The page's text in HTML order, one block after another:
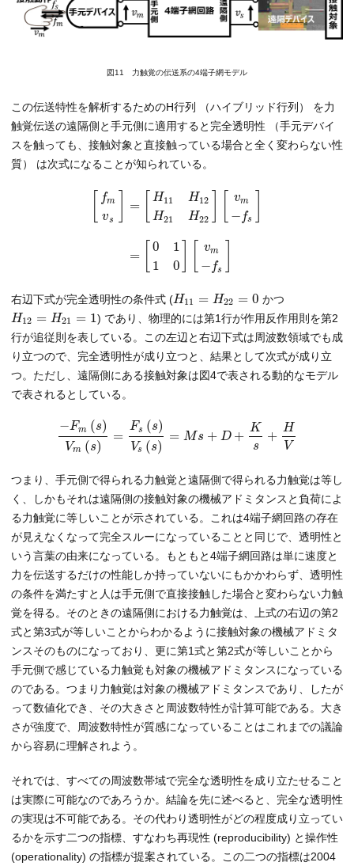
図11 力触覚の伝送系の4端子網モデル
この伝送特性を解析するためのH行列 （ハイブリッド行列） を力
触覚伝送の遠隔側と手元側に適用すると完全透明性 （手元デバイ
スを触っても、接触対象と直接触っている場合と全く変わらない性
質） は次式になることが知られている。
fm
vs
=
H11
H21
H12
H22
vm
− fs
=
0
1
1
0
vm
− fs
右辺下式が完全透明性の条件式 (H11 = H22 = 0 かつ
H12 = H21 = 1) であり、物理的には第1行が作用反作用則を第2
行が追従則を表している。この左辺と右辺下式は周波数領域でも成
り立つので、完全透明性が成り立つと、結果として次式が成り立
つ。ただし、遠隔側にある接触対象は図4で表される動的なモデル
で表されるとしている。
−Fm (s)
Vm (s)
=
Fs (s)
Vs (s)
= Ms + D +
K
s
+
H
V
つまり、手元側で得られる力触覚と遠隔側で得られる力触覚は等し
く、しかもそれは遠隔側の接触対象の機械アドミタンスと負荷によ
る力触覚に等しいことが示されている。これは4端子網回路の存在
が見えなくなって完全スルーになっていることと同じで、透明性と
いう言葉の由来になっている。もともと4端子網回路は単に速度と
力を伝送するだけの性能しか持っていないにもかかわらず、透明性
の条件を満たすと人は手元側で直接接触した場合と変わらない力触
覚を得る。そのときの遠隔側における力触覚は、上式の右辺の第2
式と第3式が等しいことからわかるように接触対象の機械アドミタ
ンスそのものになっており、更に第1式と第2式が等しいことから
手元側で感じている力触覚も対象の機械アドミタンスになっている
のである。つまり力触覚は対象の機械アドミタンスであり、したが
って数値化でき、その大きさと周波数特性が計算可能である。大き
さが強度で、周波数特性が質感になっていることはこれまでの議論
から容易に理解されよう。
それでは、すべての周波数帯域で完全な透明性を成り立たせること
は実際に可能なのであろうか。結論を先に述べると、完全な透明性
の実現は不可能である。その代わり透明性がどの程度成り立ってい
るかを示す二つの指標、すなわち再現性 (reproducibility) と操作性
(operationality) の指標が提案されている。この二つの指標は2004